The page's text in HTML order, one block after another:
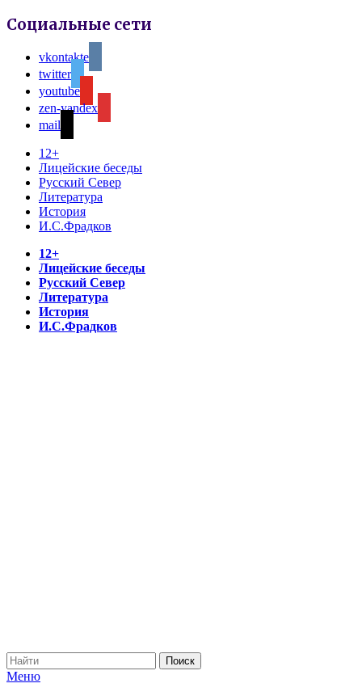
Социальные сети
vkontakte
twitter
youtube
zen-yandex
mail
12+
Лицейские беседы
Русский Север
Литература
История
И.С.Фрадков
12+
Лицейские беседы
Русский Север
Литература
История
И.С.Фрадков
Меню